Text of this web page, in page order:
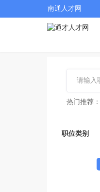
南通人才网
热门推荐：
职位类别